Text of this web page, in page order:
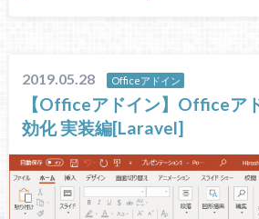
2019.05.28 Officeアドイン
【Officeアドイン】Officeア
効化 実装編[Laravel]